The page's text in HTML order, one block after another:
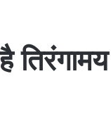
तिरंगामय